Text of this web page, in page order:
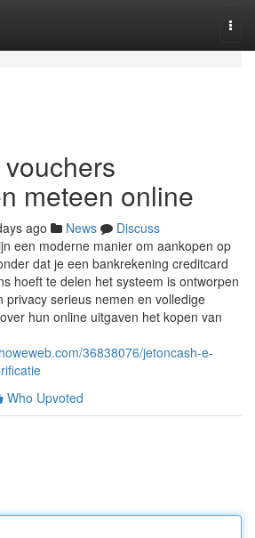
meteen online
ago News
Discuss
een moderne manier om aankopen op
dat je een bankrekening creditcard
hoeft te delen het systeem is ontworpen
privacy serieus nemen en volledige
hun online uitgaven het kopen van
36838076/jetoncash-e-
Who Upvoted